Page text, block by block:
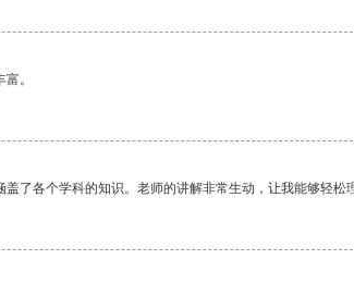
。
了各个学科的知识。老师的讲解非常生动，让我能够轻松